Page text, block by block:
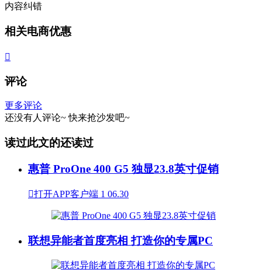
内容纠错
相关电商优惠

评论
更多评论
还没有人评论~ 快来抢沙发吧~
读过此文的还读过
惠普 ProOne 400 G5 独显23.8英寸促销
打开APP客户端 1 06.30
联想异能者首度亮相 打造你的专属PC